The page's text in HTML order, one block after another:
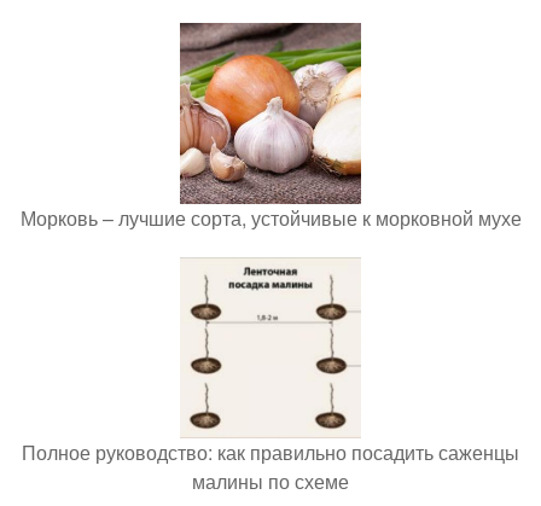
Морковь – лучшие сорта, устойчивые к морковной мухе
Полное руководство: как правильно посадить саженцы
малины по схеме